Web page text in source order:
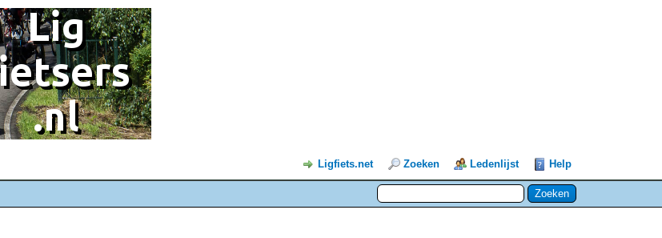
Ligfiets.net Zoeken Ledenlijst Help